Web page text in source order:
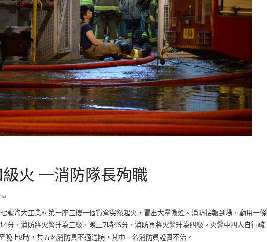
火 一消防隊長殉職
號淘大工業村第一座三樓一個貨倉突然起火，冒出大量濃煙。消防接報到場，動用一條
分，消防將火警升為三級，晚上7時46分，消防再將火警升為四級。火警中四人自行疏
晚上8時，共五名消防員不適送院，其中一名消防員證實不治。